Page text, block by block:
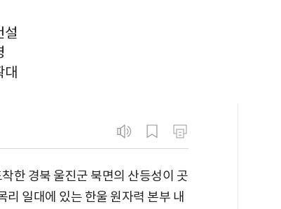
설
대
한 경북 울진군 북면의 산등성이 곳
일대에 있는 한울 원자력 본부 내